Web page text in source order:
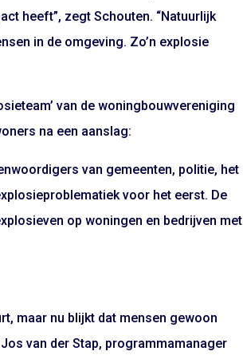
heeft”, zegt Schouten. “Natuurlijk
in de omgeving. Zo’n explosie
van de woningbouwvereniging
na een aanslag:
van gemeenten, politie, het
voor het eerst. De
op woningen en bedrijven met
maar nu blijkt dat mensen gewoon
van der Stap, programmamanager